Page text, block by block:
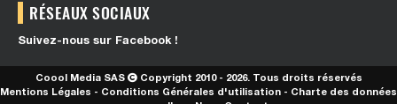
RÉSEAUX SOCIAUX
Suivez-nous sur Facebook !
Coool Media SAS
Copyright 2010 - 2026. Tous droits réservés
Mentions Légales - Conditions Générales d'utilisation - Charte des données